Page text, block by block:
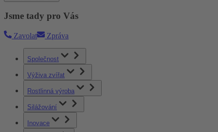
Jsme tady pro Vás
Zavolat Zpráva
Společnost
Výživa zvířat
Rostlinná výroba
Silážování
Inovace